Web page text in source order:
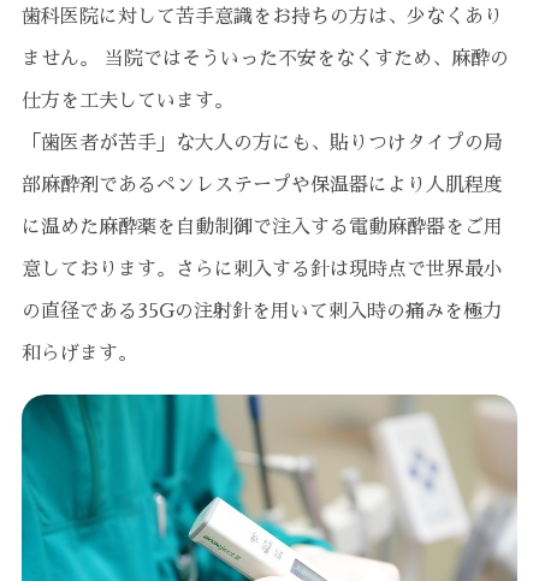
歯科医院に対して苦手意識をお持ちの方は、少なくあり
ません。 当院ではそういった不安をなくすため、麻酔の
仕方を工夫しています。
「歯医者が苦手」な大人の方にも、貼りつけタイプの局
部麻酔剤であるペンレステープや保温器により人肌程度
に温めた麻酔薬を自動制御で注入する電動麻酔器をご用
意しております。さらに刺入する針は現時点で世界最小
の直径である35Gの注射針を用いて刺入時の痛みを極力
和らげます。